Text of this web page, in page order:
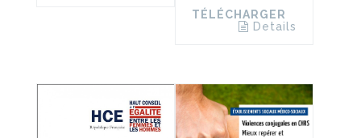
TÉLÉCHARGER
Details